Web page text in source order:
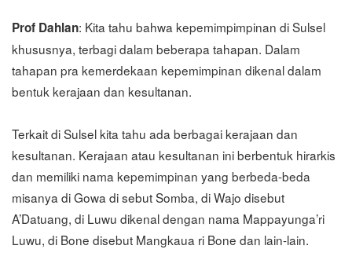
Prof Dahlan: Kita tahu bahwa kepemimpimpinan di Sulsel
khususnya, terbagi dalam beberapa tahapan. Dalam
tahapan pra kemerdekaan kepemimpinan dikenal dalam
bentuk kerajaan dan kesultanan.
Terkait di Sulsel kita tahu ada berbagai kerajaan dan
kesultanan. Kerajaan atau kesultanan ini berbentuk hirarkis
dan memiliki nama kepemimpinan yang berbeda-beda
misanya di Gowa di sebut Somba, di Wajo disebut
A’Datuang, di Luwu dikenal dengan nama Mappayunga’ri
Luwu, di Bone disebut Mangkaua ri Bone dan lain-lain.